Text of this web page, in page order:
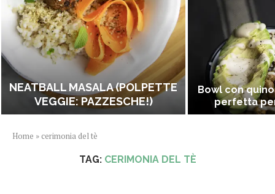
NEATBALL MASALA (POLPETTE
VEGGIE: PAZZESCHE!)
Bowl con
perfetta
Home » cerimonia del tè
TAG: CERIMONIA DEL TÈ